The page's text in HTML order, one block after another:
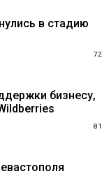
в стадию
72
бизнесу,
81